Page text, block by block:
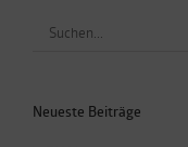
Suche
nach:
Neueste Beiträge